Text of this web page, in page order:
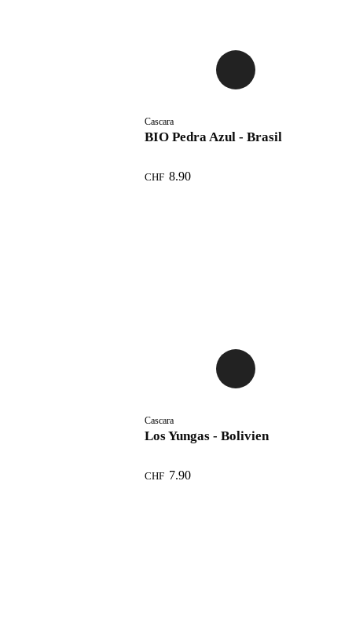
Cascara
BIO Pedra Azul - Brasil
CHF 8.90
Cascara
Los Yungas - Bolivien
CHF 7.90